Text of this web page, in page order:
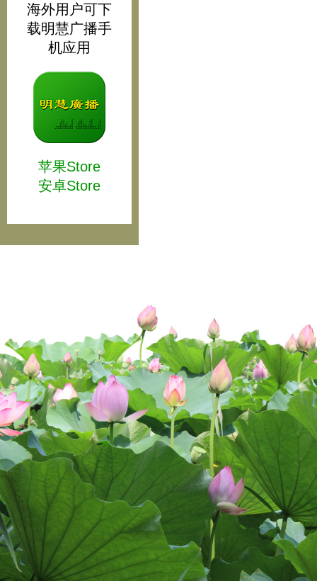
海外用户可下
载明慧广播手
机应用
苹果Store
安卓Store